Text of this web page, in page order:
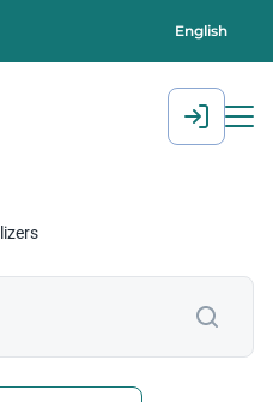
English